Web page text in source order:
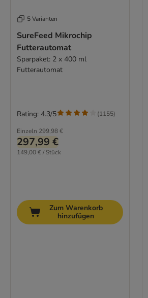
5 Varianten
SureFeed Mikrochip
Futterautomat
Sparpaket: 2 x 400 ml
Futterautomat
Einzeln 299,98 €
297,99 €
149,00 € / Stück
Rating: 4.3/5 (1155)
Zum Warenkorb
hinzufügen